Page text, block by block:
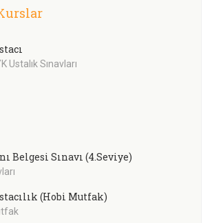
Ustalık Sınavları
Belgesi Sınavı (4.Seviye)
(Hobi Mutfak)